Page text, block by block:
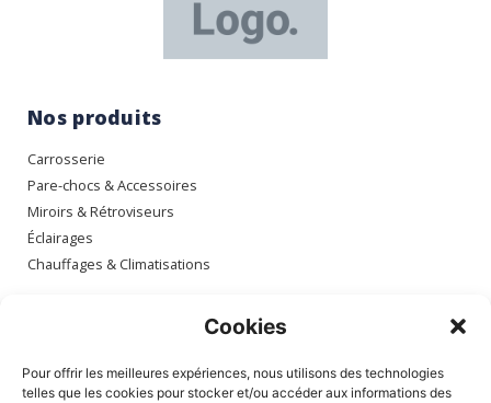
Cookies
Pour offrir les meilleures expériences, nous utilisons des technologies
telles que les cookies pour stocker et/ou accéder aux informations des
Nos produits
Carrosserie
Pare-chocs & Accessoires
Miroirs & Rétroviseurs
Éclairages
Chauffages & Climatisations
Mes commandes